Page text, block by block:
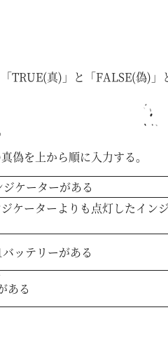
TRUE(真)」と「FALSE(偽)」
偽を上から順に入力する。
ケーターがある
ケーターよりも点灯したイン
ッテリーがある
ある